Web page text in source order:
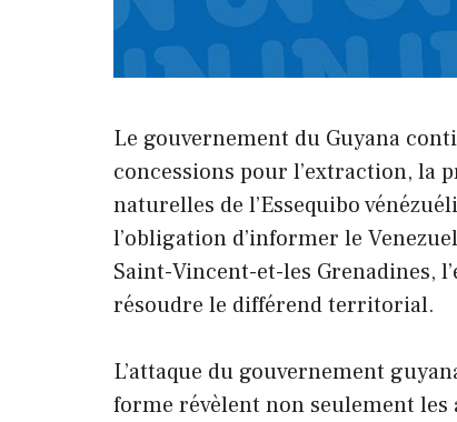
Le gouvernement du Guyana
concessions pour l’extraction, la
naturelles de l’Essequibo
l’obligation d’informer le
Saint-Vincent-et-les Grenadines,
résoudre le différend territorial.
L’attaque du gouvernement
forme révèlent non seulement les